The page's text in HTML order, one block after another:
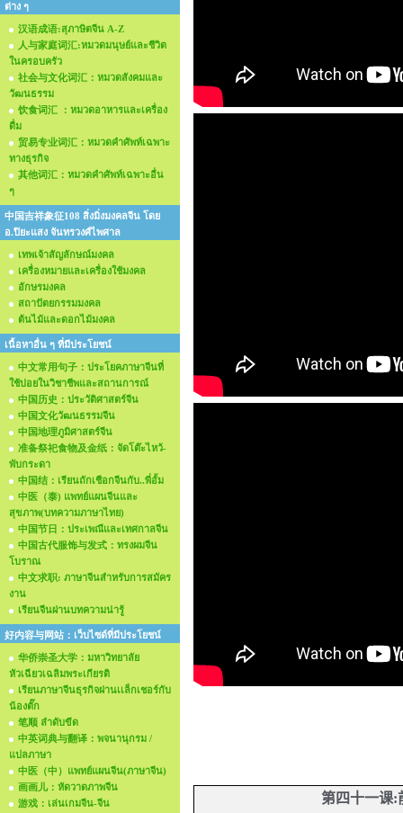
ต่าง ๆ
汉语成语:สุภาษิตจีน A-Z
人与家庭词汇:หมวดมนุษย์และชีวิต
ในครอบครัว
社会与文化词汇：หมวดสังคมและ
วัฒนธรรม
饮食词汇 ：หมวดอาหารและเครื่อง
ดื่ม
贸易专业词汇：หมวดคำศัพท์เฉพาะ
ทางธุรกิจ
其他词汇：หมวดคำศัพท์เฉพาะอื่น
ๆ
中国吉祥象征108 สิ่งมิ่งมงคลจีน โดย
อ.ปิยะแสง จันทรวงศ์ไพศาล
เทพเจ้าสัญลักษณ์มงคล
เครื่องหมายและเครื่องใช้มงคล
อักษรมงคล
สถาปัตยกรรมมงคล
ต้นไม้และดอกไม้มงคล
เนื้อหาอื่น ๆ ที่มีประโยชน์
中文常用句子：ประโยคภาษาจีนที่
ใช้บ่อยในวิชาชีพและสถานการณ์
中国历史：ประวัติศาสตร์จีน
中国文化วัฒนธรรมจีน
中国地理ภูมิศาสตร์จีน
准备祭祀食物及金纸：จัดโต๊ะไหว้-
พับกระดา
中国结：เรียนถักเชือกจีนกับ..พี่อั้ม
中医（泰) แพทย์แผนจีนและ
สุขภาพ(บทความภาษาไทย)
中国节日：ประเพณีและเทศกาลจีน
中国古代服饰与发式：ทรงผมจีน
โบราณ
中文求职: ภาษาจีนสำหรับการสมัคร
งาน
เรียนจีนผ่านบทความน่ารู้
好内容与网站：เว็บไซด์ที่มีประโยชน์
华侨崇圣大学：มหาวิทยาลัย
หัวเฉียวเฉลิมพระเกียรติ
เรียนภาษาจีนธุรกิจผ่านเเล็กเชอร์กับ
น้องตั๊ก
笔顺 ลำดับขีด
中英词典与翻译：พจนานุกรม /
แปลภาษา
中医（中）แพทย์แผนจีน(ภาษาจีน)
画画儿：หัดวาดภาพจีน
游戏：เล่นเกมจีน-จีน
第四十一课: